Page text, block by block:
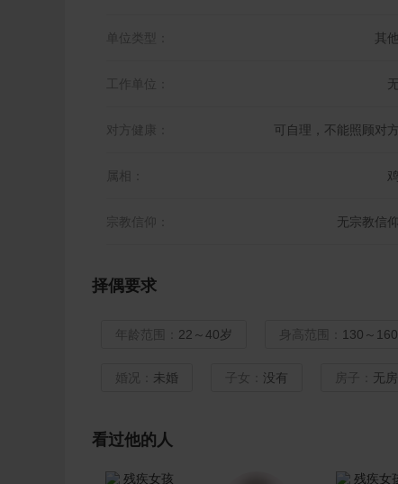
单位类型： 其
工作单位： 无
对方健康： 可自理，不能照顾对方
属相： 鸡
宗教信仰： 无宗教信仰
择偶要求
年龄范围： 22～40岁 身高范围： 130～
婚况： 未婚 子女： 没有 房子： 无房
看过他的人